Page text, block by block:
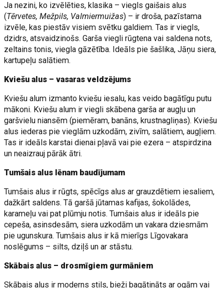
Ja nezini, ko izvēlēties, klasika – viegls gaišais alus
(Tērvetes, Mežpils, Valmiermuižas) – ir droša, pazīstama
izvēle, kas piestāv visiem svētku galdiem. Tas ir viegls,
dzidrs, atsvaidzinošs. Garša viegli rūgtena vai saldena nots,
zeltains tonis, viegla gāzētība. Ideāls pie šašlika, Jāņu siera,
kartupeļu salātiem.
Kviešu alus – vasaras veldzējums
Kviešu alum izmanto kviešu iesalu, kas veido bagātīgu putu
mākoni. Kviešu alum ir viegli skābena garša ar augļu un
garšvielu niansēm (piemēram, banāns, krustnagliņas). Kviešu
alus iederas pie vieglām uzkodām, zivīm, salātiem, augļiem.
Tas ir ideāls karstai dienai pļavā vai pie ezera – atspirdzina
un neaizrauj pārāk ātri.
Tumšais alus lēnam baudījumam
Tumšais alus ir rūgts, spēcīgs alus ar grauzdētiem iesaliem,
dažkārt saldens. Tā garšā jūtamas kafijas, šokolādes,
karameļu vai pat plūmju notis. Tumšais alus ir ideāls pie
cepeša, asinsdesām, siera uzkodām un vakara dziesmām
pie ugunskura. Tumšais alus ir kā mierīgs Līgovakara
noslēgums – silts, dziļš un ar stāstu.
Skābais alus – drosmīgiem gurmāniem
Skābais alus ir moderns stils, bieži bagātināts ar ogām vai